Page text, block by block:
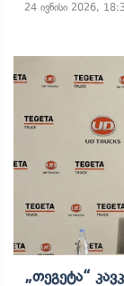
24 ივნისი 2026,
„თეგეტა“